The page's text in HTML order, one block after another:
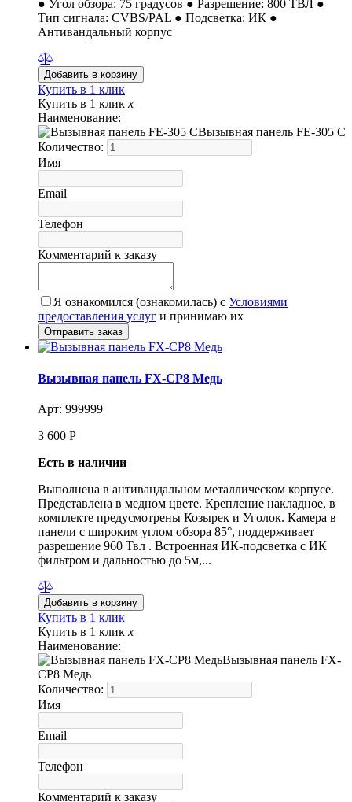
● Угол обзора: 75 градусов ● Разрешение: 800 ТВЛ ●
Тип сигнала: CVBS/PAL ● Подсветка: ИК ●
Антивандальный корпус
Купить в 1 клик
Купить в 1 клик x
Наименование:
Вызывная панель FE-305 C
Количество:
Имя
Email
Телефон
Комментарий к заказу
Я ознакомился (ознакомилась) с Условиями
предоставления услуг и принимаю их
Вызывная панель FX-CP8 Медь
Арт: 999999
3 600 Р
Есть в наличии
Выполнена в антивандальном металлическом корпусе.
Представлена в медном цвете. Крепление накладное, в
комплекте предусмотрены Козырек и Уголок. Камера в
панели с широким углом обзора 85°, поддерживает
разрешение 960 Твл . Встроенная ИК-подсветка с ИК
фильтром и дальностью до 5м,...
Купить в 1 клик
Купить в 1 клик x
Наименование:
Вызывная панель FX-
CP8 Медь
Количество:
Имя
Email
Телефон
Комментарий к заказу